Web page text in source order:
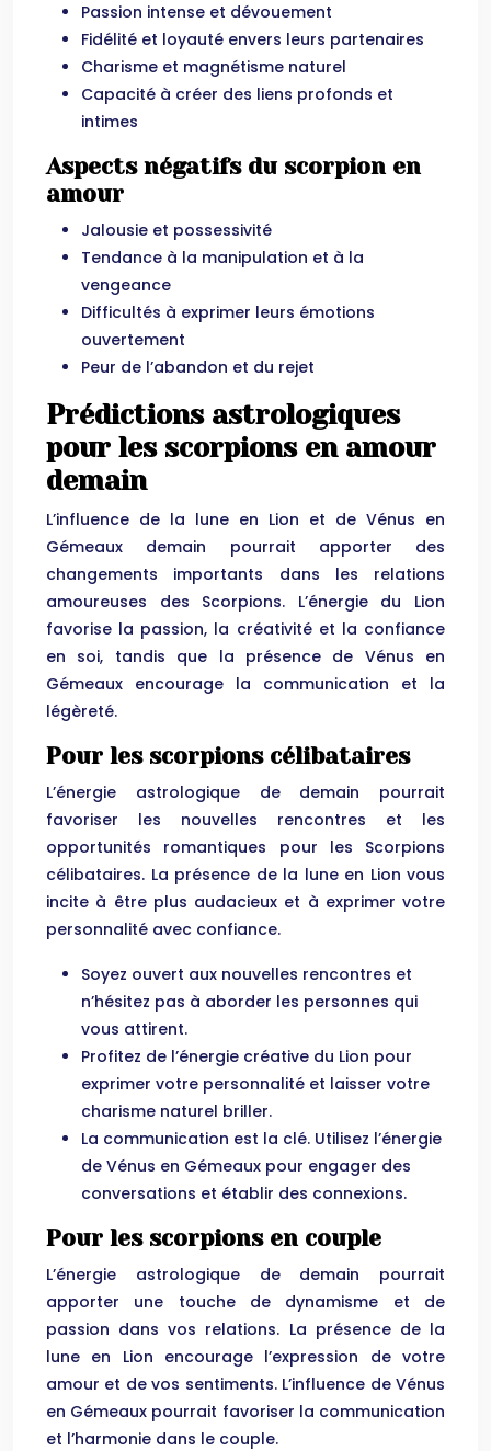
Passion intense et dévouement
Fidélité et loyauté envers leurs partenaires
Charisme et magnétisme naturel
Capacité à créer des liens profonds et
intimes
Aspects négatifs du scorpion en
amour
Jalousie et possessivité
Tendance à la manipulation et à la
vengeance
Difficultés à exprimer leurs émotions
ouvertement
Peur de l’abandon et du rejet
Prédictions astrologiques
pour les scorpions en amour
demain
L’influence de la lune en Lion et de Vénus en
Gémeaux demain pourrait apporter des
changements importants dans les relations
amoureuses des Scorpions. L’énergie du Lion
favorise la passion, la créativité et la confiance
en soi, tandis que la présence de Vénus en
Gémeaux encourage la communication et la
légèreté.
Pour les scorpions célibataires
L’énergie astrologique de demain pourrait
favoriser les nouvelles rencontres et les
opportunités romantiques pour les Scorpions
célibataires. La présence de la lune en Lion vous
incite à être plus audacieux et à exprimer votre
personnalité avec confiance.
Soyez ouvert aux nouvelles rencontres et
n’hésitez pas à aborder les personnes qui
vous attirent.
Profitez de l’énergie créative du Lion pour
exprimer votre personnalité et laisser votre
charisme naturel briller.
La communication est la clé. Utilisez l’énergie
de Vénus en Gémeaux pour engager des
conversations et établir des connexions.
Pour les scorpions en couple
L’énergie astrologique de demain pourrait
apporter une touche de dynamisme et de
passion dans vos relations. La présence de la
lune en Lion encourage l’expression de votre
amour et de vos sentiments. L’influence de Vénus
en Gémeaux pourrait favoriser la communication
et l’harmonie dans le couple.